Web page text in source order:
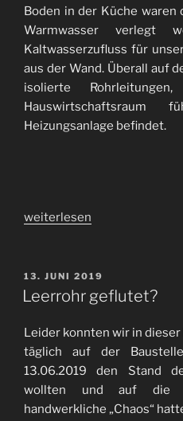
Boden in der Küche
Warmwasser verlegt
Kaltwasserzufluss für
aus der Wand. Überall auf
isolierte
Heizungsanlage befindet.
„Im
weiterlesen
VERÖFFENTLICHT
AM
13. JUNI 2019
Leerrohr geflutet?
Leider konnten wir in
täglich auf der
13.06.2019 den Stand
wollten und auf die
handwerkliche „Chaos“